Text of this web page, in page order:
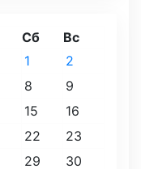
Сб Вс
1
2
8
9
15
16
22
23
29
30